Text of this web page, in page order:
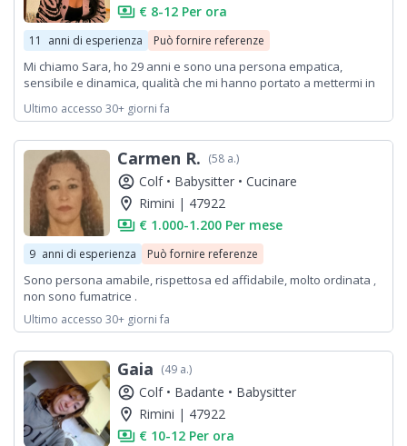
payments € 8-12 Per ora
11 anni di esperienza Può fornire referenze
Mi chiamo Sara, ho 29 anni e sono una persona empatica,
sensibile e dinamica, qualità che mi hanno portato a mettermi in
attività come assistenza volontaria a persone anziane e
percorsi mi hanno permesso di crescere sia a livello personale
che umano. Sono molto attenta e meticolosa a livello di sicurezza
e di relazione con le persone e con l'ambiente circostante.
Ultimo accesso 30+ giorni fa
Carmen R. (58 a.)
account_circle Colf • Babysitter • Cucinare
location_on Rimini | 47922
payments € 1.000-1.200 Per mese
9 anni di esperienza Può fornire referenze
Sono persona amabile, rispettosa ed affidabile, molto ordinata ,
non sono fumatrice .
Ultimo accesso 30+ giorni fa
Gaia (49 a.)
account_circle Colf • Badante • Babysitter
location_on Rimini | 47922
payments € 10-12 Per ora